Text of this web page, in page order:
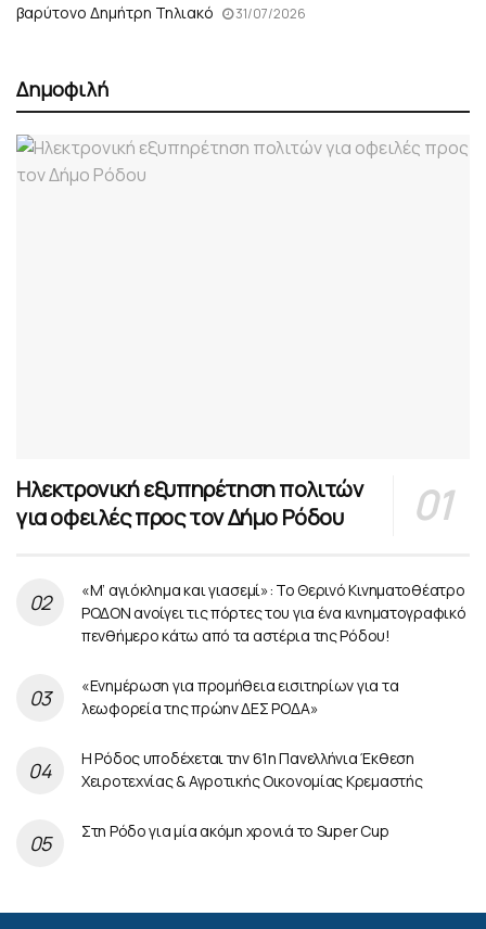
βαρύτονο Δημήτρη Τηλιακό
31/07/2026
Δημοφιλή
Ηλεκτρονική εξυπηρέτηση πολιτών
για οφειλές προς τον Δήμο Ρόδου
«Μ’ αγιόκλημα και γιασεμί»: Το Θερινό Κινηματοθέατρο
ΡΟΔΟΝ ανοίγει τις πόρτες του για ένα κινηματογραφικό
πενθήμερο κάτω από τα αστέρια της Ρόδου!
«Ενημέρωση για προμήθεια εισιτηρίων για τα
λεωφορεία της πρώην ΔΕΣ ΡΟΔΑ»
Η Ρόδος υποδέχεται την 61η Πανελλήνια Έκθεση
Χειροτεχνίας & Αγροτικής Οικονομίας Κρεμαστής
Στη Ρόδο για μία ακόμη χρονιά το Super Cup